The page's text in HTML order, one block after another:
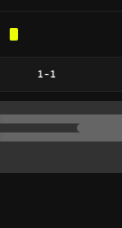
1
-
1